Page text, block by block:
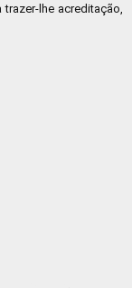
lhe acreditação,